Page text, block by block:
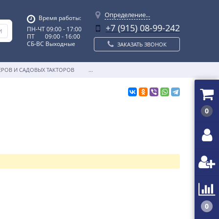
Время работы:
ПН-ЧТ 09:00 - 17:00
ПТ 09:00 - 16:00
СБ-ВС Выходные
Определение...
+7 (915) 08-99-242
ЗАКАЗАТЬ ЗВОНОК
И САДОВЫХ ТАКТОРОВ ...
0
0